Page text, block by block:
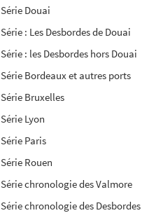
Série Douai
Série : Les Desbordes de Douai
Série : les Desbordes hors Douai
Série Bordeaux et autres ports
Série Bruxelles
Série Lyon
Série Paris
Série Rouen
Série chronologie des Valmore
Série chronologie des Desbordes